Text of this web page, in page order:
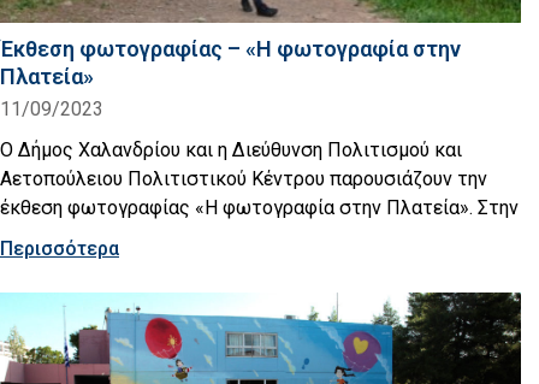
Έκθεση φωτογραφίας – «Η φωτογραφία στην
Πλατεία»
11/09/2023
Ο Δήμος Χαλανδρίου και η Διεύθυνση Πολιτισμού και
Αετοπούλειου Πολιτιστικού Κέντρου παρουσιάζουν την
έκθεση φωτογραφίας «Η φωτογραφία στην Πλατεία». Στην
Περισσότερα